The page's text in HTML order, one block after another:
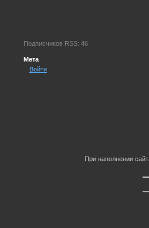
Подписчиков RSS: 46
Мета
Войти
При наполнении